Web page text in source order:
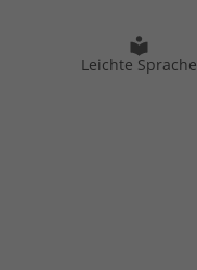
Leichte Sprache